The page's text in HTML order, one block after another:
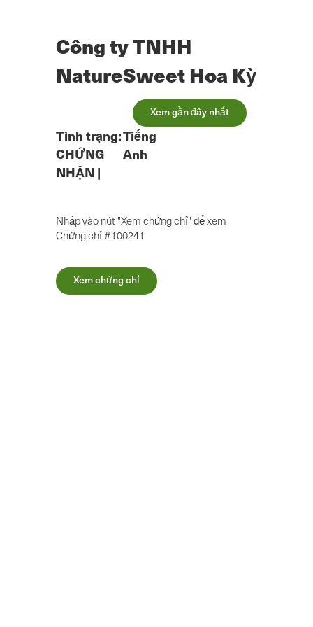
Công ty TNHH
NatureSweet Hoa Kỳ
Xem gần đây nhất
Tình trạng:
CHỨNG
NHẬN |
Tiếng
Anh
Nhấp vào nút "Xem chứng chỉ" để xem
Chứng chỉ #100241
Xem chứng chỉ